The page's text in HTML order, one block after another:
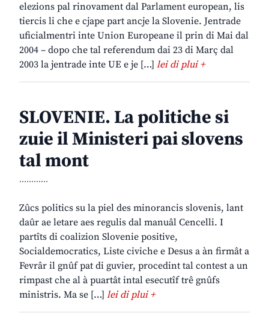
elezions pal rinovament dal Parlament european, lis
tiercis li che e cjape part ancje la Slovenie. Jentrade
uficialmentri inte Union Europeane il prin di Mai dal
2004 – dopo che tal referendum dai 23 di Març dal
2003 la jentrade inte UE e je […] lei di plui +
SLOVENIE. La politiche si
zuie il Ministeri pai slovens
tal mont
............
Zûcs politics su la piel des minorancis slovenis, lant
daûr ae letare aes regulis dal manuâl Cencelli. I
partîts di coalizion Slovenie positive,
Socialdemocratics, Liste civiche e Desus a àn firmât a
Fevrâr il gnûf pat di guvier, procedint tal contest a un
rimpast che al à puartât intal esecutîf trê gnûfs
ministris. Ma se […] lei di plui +